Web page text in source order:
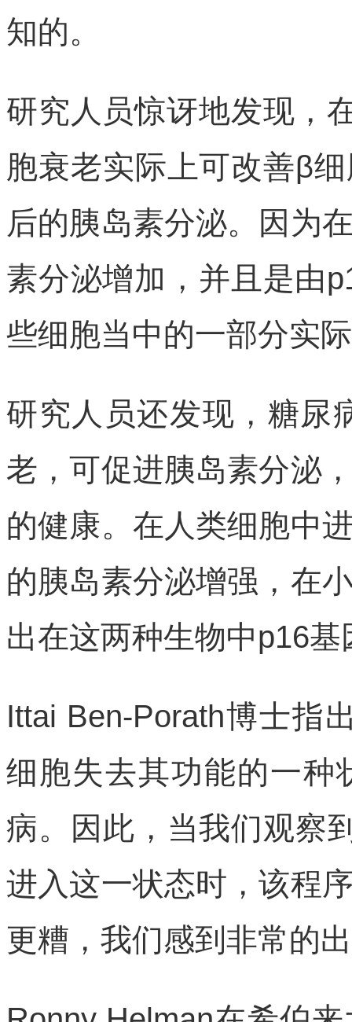
知的。
研究人员惊讶地发现，
胞衰老实际上可改善β
后的胰岛素分泌。因为
素分泌增加，并且是由
些细胞当中的一部分实
研究人员还发现，糖尿
老，可促进胰岛素分泌
的健康。在人类细胞中
的胰岛素分泌增强，在
出在这两种生物中p16
Ittai Ben-Porath博士指
细胞失去其功能的一种
病。因此，当我们观察
进入这一状态时，该程
更糟，我们感到非常的